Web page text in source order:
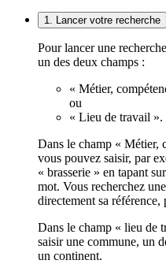
1. Lancer votre recherche
Pour lancer une
un des deux champs :
« Métier,
ou
« Lieu de travail ».
Dans le champ « Métier,
vous pouvez saisir, par
« brasserie » en tapant
mot. Vous recherchez
directement sa
Dans le champ « lieu de
saisir une commune, un
un continent.